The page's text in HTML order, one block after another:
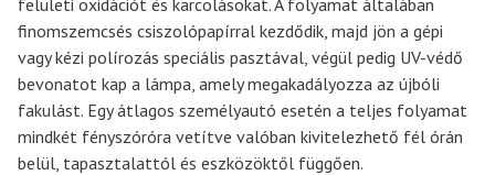
finomszemcsés csiszolópapírral kezdődik, majd jön a gépi
vagy kézi polírozás speciális pasztával, végül pedig UV-védő
bevonatot kap a lámpa, amely megakadályozza az újbóli
fakulást. Egy átlagos személyautó esetén a teljes folyamat
mindkét fényszóróra vetítve valóban kivitelezhető fél órán
belül, tapasztalattól és eszközöktől függően.